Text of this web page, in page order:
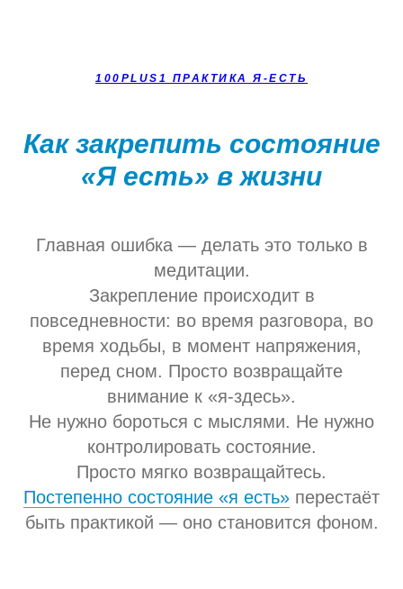
100PLUS1 ПРАКТИКА Я-ЕСТЬ
Как закрепить состояние
«Я есть» в жизни
Главная ошибка — делать это только в
медитации.
Закрепление происходит в
повседневности: во время разговора, во
время ходьбы, в момент напряжения,
перед сном. Просто возвращайте
внимание к «я-здесь».
Не нужно бороться с мыслями. Не нужно
контролировать состояние.
Просто мягко возвращайтесь.
Постепенно состояние «я есть» перестаёт
быть практикой — оно становится фоном.